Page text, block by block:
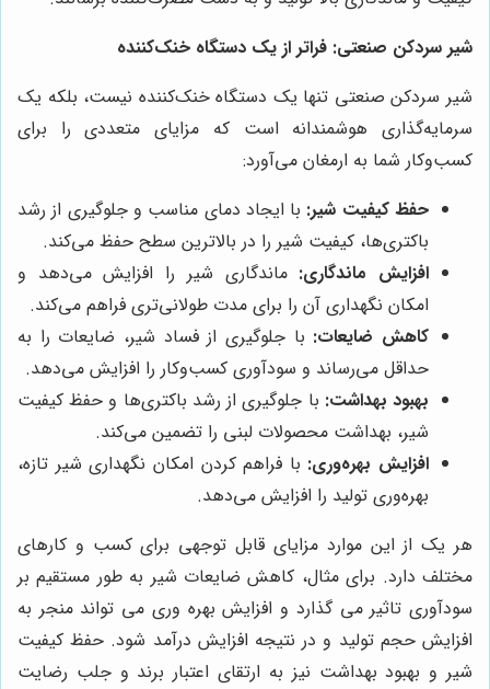
شیر سردکن صنعتی: فراتر از یک دستگاه خنک‌کننده
شیر سردکن صنعتی تنها یک دستگاه خنک‌کننده نیست، بلکه یک
سرمایه‌گذاری هوشمندانه است که مزایای متعددی را برای
کسب‌وکار شما به ارمغان می‌آورد:
حفظ کیفیت شیر: با ایجاد دمای مناسب و جلوگیری از رشد
باکتری‌ها، کیفیت شیر را در بالاترین سطح حفظ می‌کند.
افزایش ماندگاری: ماندگاری شیر را افزایش می‌دهد و
امکان نگهداری آن را برای مدت طولانی‌تری فراهم می‌کند.
کاهش ضایعات: با جلوگیری از فساد شیر، ضایعات را به
حداقل می‌رساند و سودآوری کسب‌وکار را افزایش می‌دهد.
بهبود بهداشت: با جلوگیری از رشد باکتری‌ها و حفظ کیفیت
شیر، بهداشت محصولات لبنی را تضمین می‌کند.
افزایش بهره‌وری: با فراهم کردن امکان نگهداری شیر تازه،
بهره‌وری تولید را افزایش می‌دهد.
هر یک از این موارد مزایای قابل توجهی برای کسب و کارهای
مختلف دارد. برای مثال، کاهش ضایعات شیر به طور مستقیم بر
سودآوری تاثیر می گذارد و افزایش بهره وری می تواند منجر به
افزایش حجم تولید و در نتیجه افزایش درآمد شود. حفظ کیفیت
شیر و بهبود بهداشت نیز به ارتقای اعتبار برند و جلب رضایت